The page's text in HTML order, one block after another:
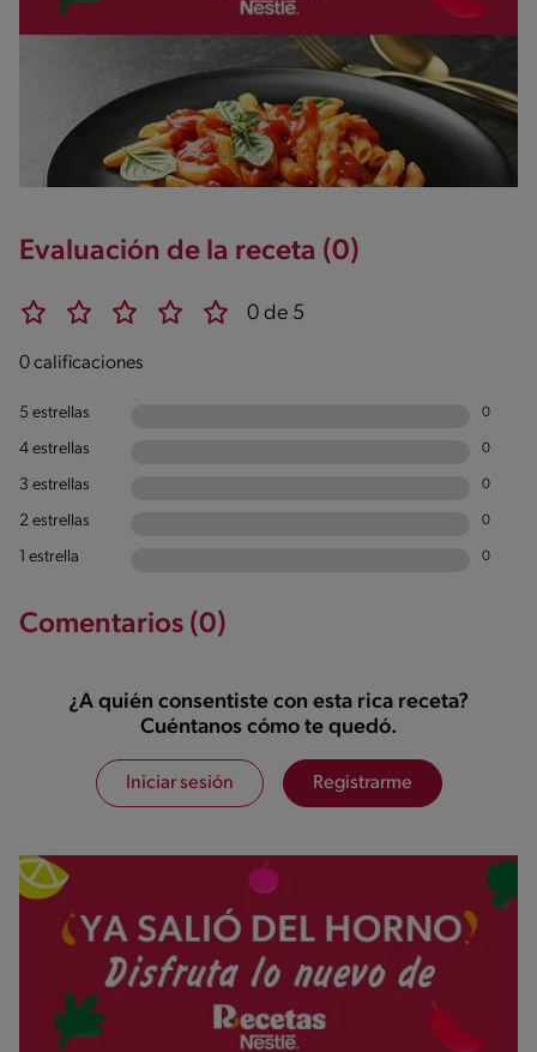
Evaluación de la receta (0)
0 de 5
0 calificaciones
5 estrellas 0
4 estrellas 0
3 estrellas 0
2 estrellas 0
1 estrella 0
Comentarios (0)
¿A quién consentiste con esta rica receta?
Cuéntanos cómo te quedó.
Iniciar sesión Registrarme